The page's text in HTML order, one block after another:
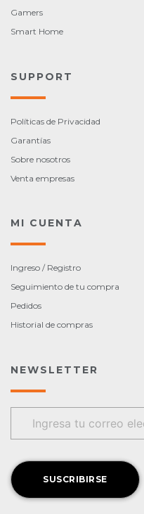
Gamers
Smart Home
SUPPORT
Políticas de Privacidad
Garantías
Sobre nosotros
Venta empresas
MI CUENTA
Ingreso / Registro
Seguimiento de tu compra
Pedidos
Historial de compras
NEWSLETTER